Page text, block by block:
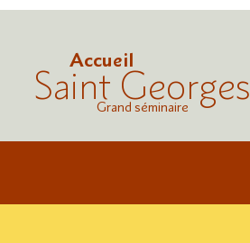
Accueil
Saint Georges
Grand séminaire